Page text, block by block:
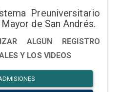
Preuniversitario
de San Andrés.
ALGUN REGISTRO
Y LOS VIDEOS